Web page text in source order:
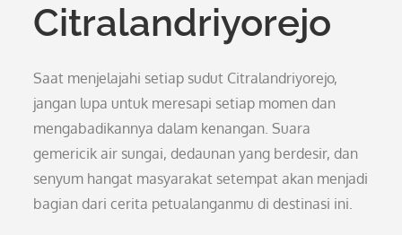
Citralandriyorejo
Saat menjelajahi setiap sudut Citralandriyorejo,
jangan lupa untuk meresapi setiap momen dan
mengabadikannya dalam kenangan. Suara
gemericik air sungai, dedaunan yang berdesir, dan
senyum hangat masyarakat setempat akan menjadi
bagian dari cerita petualanganmu di destinasi ini.